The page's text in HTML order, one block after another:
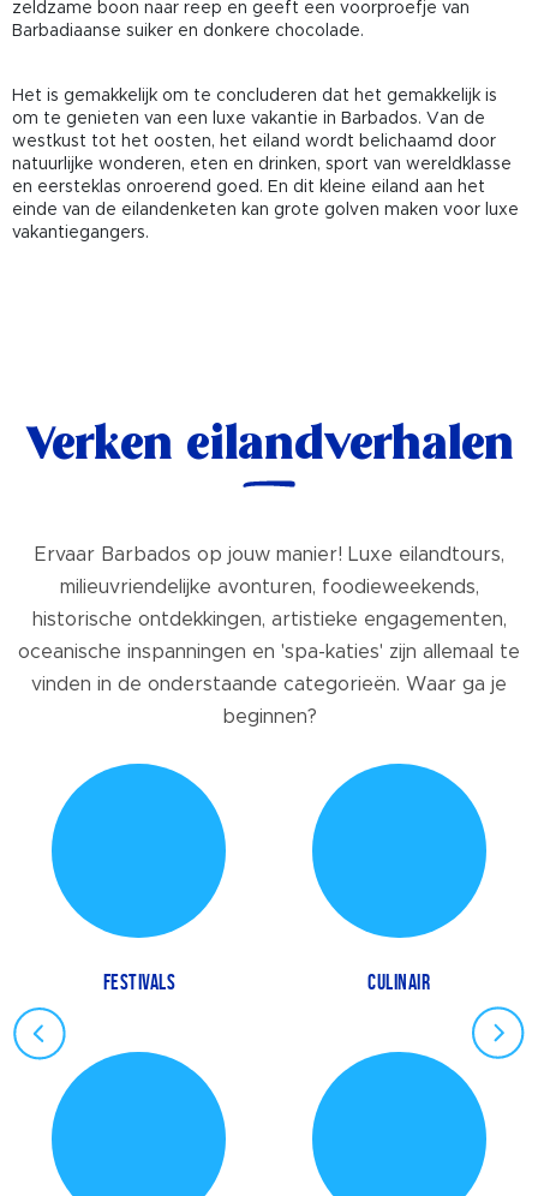
zeldzame boon naar reep en geeft een voorproefje van
Barbadiaanse suiker en donkere chocolade.
Het is gemakkelijk om te concluderen dat het gemakkelijk is
om te genieten van een luxe vakantie in Barbados. Van de
westkust tot het oosten, het eiland wordt belichaamd door
natuurlijke wonderen, eten en drinken, sport van wereldklasse
en eersteklas onroerend goed. En dit kleine eiland aan het
einde van de eilandenketen kan grote golven maken voor luxe
vakantiegangers.
Verken eilandverhalen
Ervaar Barbados op jouw manier! Luxe eilandtours,
milieuvriendelijke avonturen, foodieweekends,
historische ontdekkingen, artistieke engagementen,
oceanische inspanningen en 'spa-katies' zijn allemaal te
vinden in de onderstaande categorieën. Waar ga je
beginnen?
FESTIVALS CULINAIR